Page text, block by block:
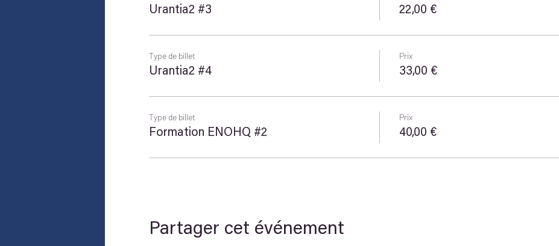
Urantia2 #3 22,00 €
Type de billet
Urantia2 #4
Prix
33,00 €
Type de billet
Formation ENOHQ #2
Prix
40,00 €
Partager cet événement